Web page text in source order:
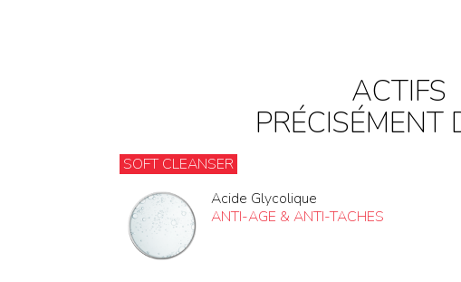
ACTIFS
PRÉCISÉMENT
SOFT CLEANSER
Acide Glycolique
ANTI-AGE & ANTI-TACHES